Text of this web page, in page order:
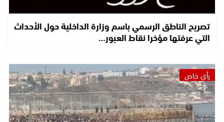
تصريح الناطق الرسمي باسم وزارة الداخلية حول الأحداث
التي عرفتها مؤخرا نقاط العبور…
رأي خاص